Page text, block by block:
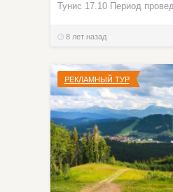
Тунис 17.10 Период
8 лет назад
РЕКЛАМНЫЙ ТУР